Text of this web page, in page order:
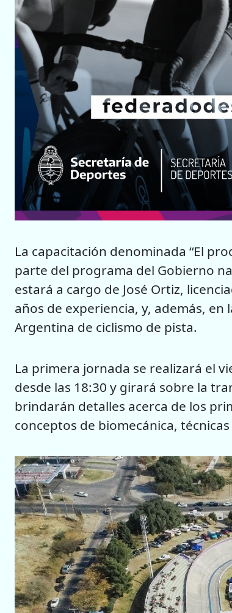
La capacitación denominada “El
parte del programa del Gobierno
estará a cargo de José Ortiz,
años de experiencia, y, además,
Argentina de ciclismo de pista.
La primera jornada se realizará el
desde las 18:30 y girará sobre la
brindarán detalles acerca de los
conceptos de biomecánica,